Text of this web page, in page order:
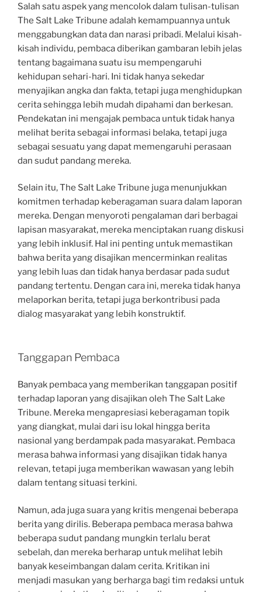
Salah satu aspek yang mencolok dalam tulisan-tulisan
The Salt Lake Tribune adalah kemampuannya untuk
menggabungkan data dan narasi pribadi. Melalui kisah-
kisah individu, pembaca diberikan gambaran lebih jelas
tentang bagaimana suatu isu mempengaruhi
kehidupan sehari-hari. Ini tidak hanya sekedar
menyajikan angka dan fakta, tetapi juga menghidupkan
cerita sehingga lebih mudah dipahami dan berkesan.
Pendekatan ini mengajak pembaca untuk tidak hanya
melihat berita sebagai informasi belaka, tetapi juga
sebagai sesuatu yang dapat memengaruhi perasaan
dan sudut pandang mereka.
Selain itu, The Salt Lake Tribune juga menunjukkan
komitmen terhadap keberagaman suara dalam laporan
mereka. Dengan menyoroti pengalaman dari berbagai
lapisan masyarakat, mereka menciptakan ruang diskusi
yang lebih inklusif. Hal ini penting untuk memastikan
bahwa berita yang disajikan mencerminkan realitas
yang lebih luas dan tidak hanya berdasar pada sudut
pandang tertentu. Dengan cara ini, mereka tidak hanya
melaporkan berita, tetapi juga berkontribusi pada
dialog masyarakat yang lebih konstruktif.
Tanggapan Pembaca
Banyak pembaca yang memberikan tanggapan positif
terhadap laporan yang disajikan oleh The Salt Lake
Tribune. Mereka mengapresiasi keberagaman topik
yang diangkat, mulai dari isu lokal hingga berita
nasional yang berdampak pada masyarakat. Pembaca
merasa bahwa informasi yang disajikan tidak hanya
relevan, tetapi juga memberikan wawasan yang lebih
dalam tentang situasi terkini.
Namun, ada juga suara yang kritis mengenai beberapa
berita yang dirilis. Beberapa pembaca merasa bahwa
beberapa sudut pandang mungkin terlalu berat
sebelah, dan mereka berharap untuk melihat lebih
banyak keseimbangan dalam cerita. Kritikan ini
menjadi masukan yang berharga bagi tim redaksi untuk